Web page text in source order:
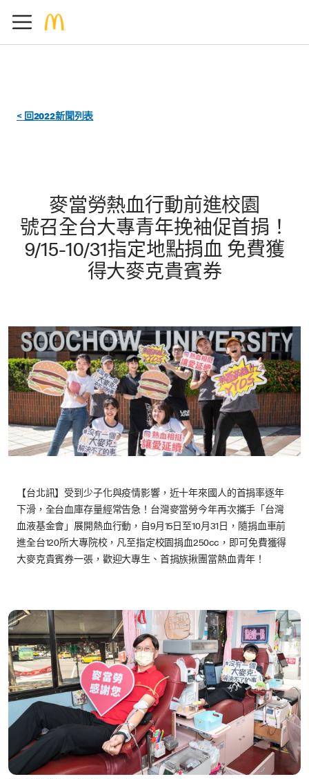
< 回2022新聞列表
麥當勞熱血行動前進校園
號召全台大專青年挽袖促首捐！
9/15-10/31指定地點捐血 免費獲
得大麥克貴賓券
【台北訊】受到少子化與疫情影響，近十年來國人的首捐率逐年
下滑，全台血庫存量經常告急！台灣麥當勞今年再次攜手「台灣
血液基金會」展開熱血行動，自9月15日至10月31日，隨捐血車前
進全台120所大專院校，凡至指定校園捐血250cc，即可免費獲得
大麥克貴賓券一張，歡迎大專生、首捐族揪團當熱血青年！